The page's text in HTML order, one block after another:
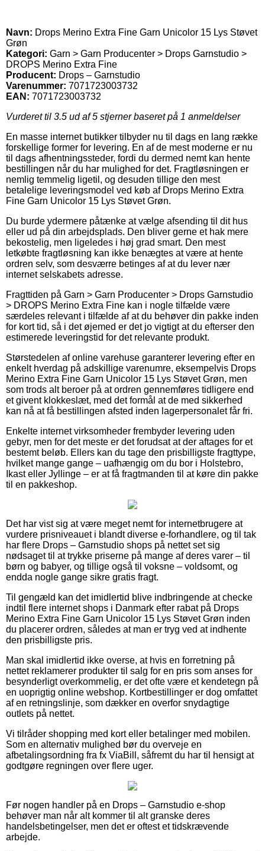
Navn: Drops Merino Extra Fine Garn Unicolor 15 Lys Støvet
Grøn
Kategori: Garn > Garn Producenter > Drops Garnstudio >
DROPS Merino Extra Fine
Producent: Drops – Garnstudio
Varenummer: 7071723003732
EAN: 7071723003732
Vurderet til 3.5 ud af 5 stjerner baseret på 1 anmeldelser
En masse internet butikker tilbyder nu til dags en lang række
forskellige former for levering. En af de mest moderne er nu
til dags afhentningssteder, fordi du dermed nemt kan hente
bestillingen når du har mulighed for det. Fragtløsningen er
nemlig temmelig ligetil, og desuden tillige den mest
betalelige leveringsmodel ved køb af Drops Merino Extra
Fine Garn Unicolor 15 Lys Støvet Grøn.
Du burde ydermere påtænke at vælge afsending til dit hus
eller ud på din arbejdsplads. Den bliver gerne et hak mere
bekostelig, men ligeledes i høj grad smart. Den mest
letkøbte fragtløsning kan ikke benægtes at være at hente
ordren selv, som desværre betinges af at du lever nær
internet selskabets adresse.
Fragttiden på Garn > Garn Producenter > Drops Garnstudio
> DROPS Merino Extra Fine kan i nogle tilfælde være
særdeles relevant i tilfælde af at du behøver din pakke inden
for kort tid, så i det øjemed er det jo vigtigt at du efterser den
estimerede leveringstid for det relevante produkt.
Størstedelen af online varehuse garanterer levering efter en
enkelt hverdag på adskillige varenumre, eksempelvis Drops
Merino Extra Fine Garn Unicolor 15 Lys Støvet Grøn, men
som trods alt beroer på at ordren gennemføres tidligere end
et givent klokkeslæt, med det formål at de med sikkerhed
kan nå at få bestillingen afsted inden lagerpersonalet får fri.
Enkelte internet virksomheder frembyder levering uden
gebyr, men for det meste er det forudsat at der aftages for et
bestemt beløb. Ellers kan du tage den prisbilligste fragttype,
hvilket mange gange – uafhængig om du bor i Holstebro,
Ikast eller Jyllinge – er at få fragtmanden til at køre din pakke
til en pakkeshop.
Det har vist sig at være meget nemt for internetbrugere at
vurdere prisniveauet i blandt diverse e-forhandlere, og til tak
har flere Drops – Garnstudio shops på nettet set sig
nødsaget til at trykke priserne på mange af deres varer – til
børn og babyer, og tillige også til voksne – voldsomt, og
endda nogle gange sikre gratis fragt.
Til gengæld kan det imidlertid blive indbringende at checke
indtil flere internet shops i Danmark efter rabat på Drops
Merino Extra Fine Garn Unicolor 15 Lys Støvet Grøn inden
du placerer ordren, således at man er tryg ved at indhente
den prisbilligste pris.
Man skal imidlertid ikke overse, at hvis en forretning på
nettet reklamerer produkter til salg for en pris som anses for
besynderligt overkommelig, er det ofte være et kendetegn på
en uoprigtig online webshop. Kortbestillinger er dog omfattet
af en retningslinje, som dækker en overfor snydagtige
outlets på nettet.
Vi tilråder shopping med kort eller betalinger med mobilen.
Som en alternativ mulighed bør du overveje en
afbetalingsordning fra fx ViaBill, såfremt du har til hensigt at
godtgøre regningen over flere uger.
Før nogen handler på en Drops – Garnstudio e-shop
behøver man når alt kommer til alt granske deres
handelsbetingelser, men det er oftest et tidskrævende
arbejde.